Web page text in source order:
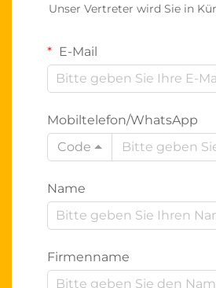
Unser Vertreter wird Sie in
E-Mail
Mobiltelefon/WhatsApp
Code
Name
Firmenname